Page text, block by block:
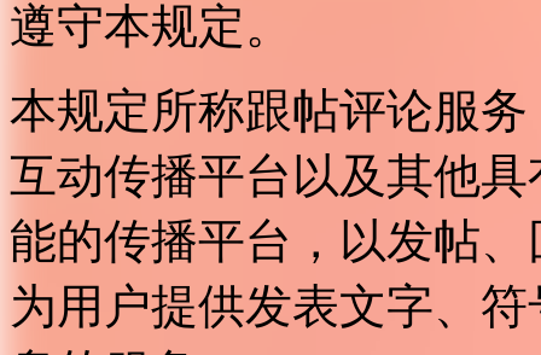
遵守本规定。
本规定所称跟帖评论服
互动传播平台以及其他
能的传播平台，以发帖
为用户提供发表文字、